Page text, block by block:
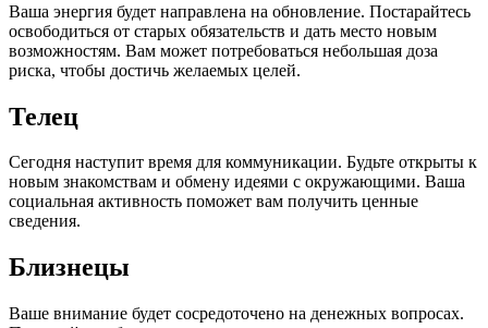
Ваша энергия будет направлена на обновление. Постарайтесь
освободиться от старых обязательств и дать место новым
возможностям. Вам может потребоваться небольшая доза
риска, чтобы достичь желаемых целей.
Телец
Сегодня наступит время для коммуникации. Будьте открыты к
новым знакомствам и обмену идеями с окружающими. Ваша
социальная активность поможет вам получить ценные
сведения.
Близнецы
Ваше внимание будет сосредоточено на денежных вопросах.